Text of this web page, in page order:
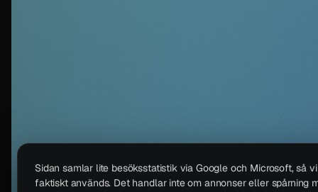
Sidan samlar lite besöksstatistik via Google och Microsoft, så
faktiskt används. Det handlar inte om annonser eller spårning